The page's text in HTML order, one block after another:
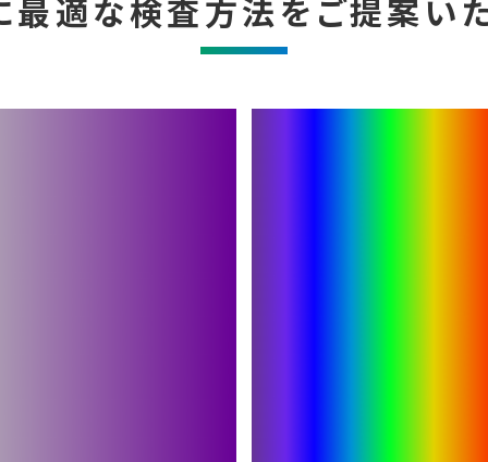
最適な検査方法を ご提案い